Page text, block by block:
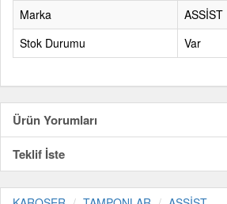
Marka
ASSİST
Stok Durumu
Var
Ürün Yorumları
Teklif İste